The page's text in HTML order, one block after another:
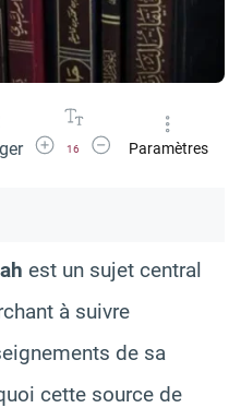
Agrandir la police
16
Réduire la police
Paramètres
est un sujet central
à suivre
de sa
cette source de